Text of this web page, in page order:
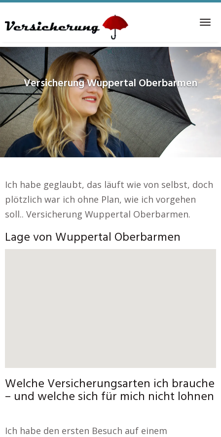
to
content
VersicherungWuppertal Oberbarmen
Ich habe geglaubt, das läuft wie von selbst, doch
plötzlich war ich ohne Plan, wie ich vorgehen
soll.. Versicherung Wuppertal Oberbarmen.
Lage von Wuppertal Oberbarmen
Welche Versicherungsarten ich brauche
– und welche sich für mich nicht lohnen
Ich habe den ersten Besuch auf einem